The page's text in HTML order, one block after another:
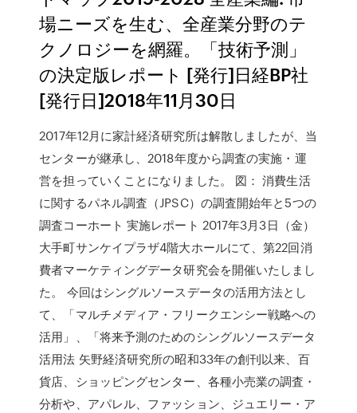
場ニーズを生む、全産業分野のテ
クノロジーを網羅。「技術予測」
の決定版レポート [発行]日経BP社
[発行日]2018年11月30日
2017年12月に家計経済研究所は解散しましたが、当
センターが継承し、2018年度から調査の実施・運
営を担っていくことになりました。 図： 消費生活
に関するパネル調査（JPSC）の調査開始年と5つの
調査コーホート 実施レポート 2017年3月3日（金）
大手町サンケイプラザ4階大ホールにて、第22回消
費者マーケティングデータ研究会を開催いたしまし
た。 今回はシングルソースデータの活用方法とし
て、「マルチメディア・フリークエンシー戦略への
活用」、「将来予測のためのシングルソースデータ
活用法 矢野経済研究所の昭和33年の創刊以来、百
貨店、ショッピングセンター、各種小売業の調査・
分析や、アパレル、ファッション、ジュエリー・ア